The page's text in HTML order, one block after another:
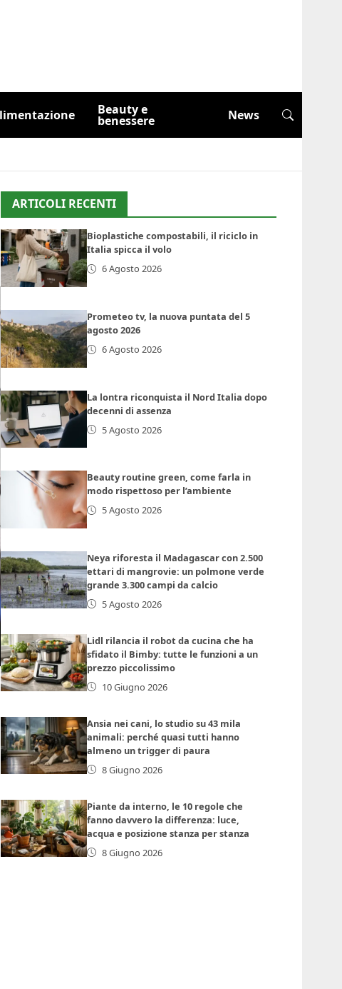
Beauty e
benessere News
ARTICOLI RECENTI
Bioplastiche compostabili, il riciclo in
Italia spicca il volo
6 Agosto 2026
Prometeo tv, la nuova puntata del 5
agosto 2026
6 Agosto 2026
La lontra riconquista il Nord Italia dopo
decenni di assenza
5 Agosto 2026
Beauty routine green, come farla in
modo rispettoso per l’ambiente
5 Agosto 2026
Neya riforesta il Madagascar con 2.500
ettari di mangrovie: un polmone verde
grande 3.300 campi da calcio
5 Agosto 2026
Lidl rilancia il robot da cucina che ha
sfidato il Bimby: tutte le funzioni a un
prezzo piccolissimo
10 Giugno 2026
Ansia nei cani, lo studio su 43 mila
animali: perché quasi tutti hanno
almeno un trigger di paura
8 Giugno 2026
Piante da interno, le 10 regole che
fanno davvero la differenza: luce,
acqua e posizione stanza per stanza
8 Giugno 2026